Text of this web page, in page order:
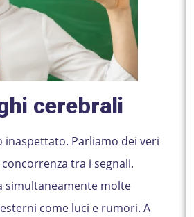
cerebrali
Parliamo dei veri
tra i segnali.
simultaneamente molte
come luci e rumori. A